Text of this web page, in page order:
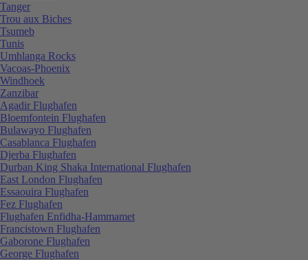
Tanger
Trou aux Biches
Tsumeb
Tunis
Umhlanga Rocks
Vacoas-Phoenix
Windhoek
Zanzibar
Agadir Flughafen
Bloemfontein Flughafen
Bulawayo Flughafen
Casablanca Flughafen
Djerba Flughafen
Durban King Shaka International Flughafen
East London Flughafen
Essaouira Flughafen
Fez Flughafen
Flughafen Enfidha-Hammamet
Francistown Flughafen
Gaborone Flughafen
George Flughafen